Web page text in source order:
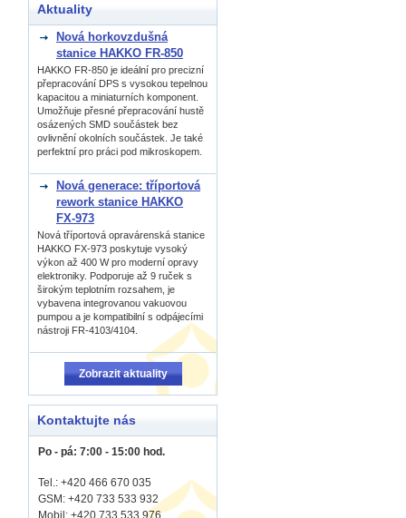
Aktuality
Nová horkovzdušná
stanice HAKKO FR-850
HAKKO FR-850 je ideální pro precizní
přepracování DPS s vysokou tepelnou
kapacitou a miniaturních komponent.
Umožňuje přesné přepracování hustě
osázených SMD součástek bez
ovlivnění okolních součástek. Je také
perfektní pro práci pod mikroskopem.
Nová generace: tříportová
rework stanice HAKKO
FX-973
Nová tříportová opravárenská stanice
HAKKO FX-973 poskytuje vysoký
výkon až 400 W pro moderní opravy
elektroniky. Podporuje až 9 ruček s
širokým teplotním rozsahem, je
vybavena integrovanou vakuovou
pumpou a je kompatibilní s odpájecími
nástroji FR-4103/4104.
Zobrazit aktuality
Kontaktujte nás
Po - pá: 7:00 - 15:00 hod.
Tel.: +420 466 670 035
GSM: +420 733 533 932
Mobil: +420 733 533 976